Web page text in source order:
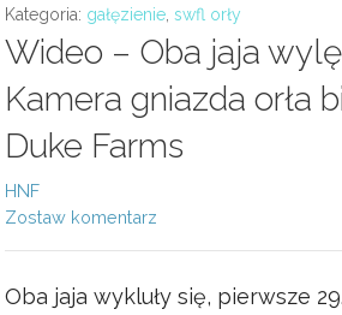
Kategoria: gałęzienie swfl orły
Wideo – Oba jaja
Kamera gniazda orła
Duke Farms
HNF
Zostaw komentarz
Oba jaja wykluły się, pierwsze